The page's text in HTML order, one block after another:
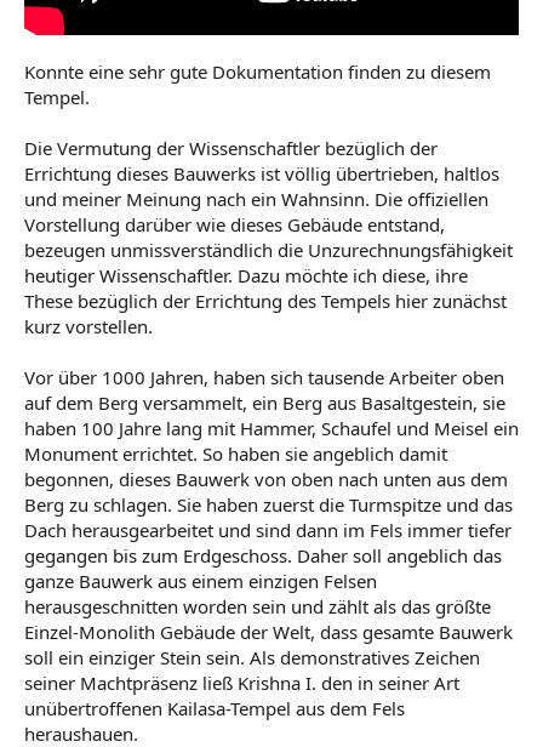
Konnte eine sehr gute Dokumentation finden zu diesem
Tempel.
Die Vermutung der Wissenschaftler bezüglich der
Errichtung dieses Bauwerks ist völlig übertrieben, haltlos
und meiner Meinung nach ein Wahnsinn. Die offiziellen
Vorstellung darüber wie dieses Gebäude entstand,
bezeugen unmissverständlich die Unzurechnungsfähigkeit
heutiger Wissenschaftler. Dazu möchte ich diese, ihre
These bezüglich der Errichtung des Tempels hier zunächst
kurz vorstellen.
Vor über 1000 Jahren, haben sich tausende Arbeiter oben
auf dem Berg versammelt, ein Berg aus Basaltgestein, sie
haben 100 Jahre lang mit Hammer, Schaufel und Meisel ein
Monument errichtet. So haben sie angeblich damit
begonnen, dieses Bauwerk von oben nach unten aus dem
Berg zu schlagen. Sie haben zuerst die Turmspitze und das
Dach herausgearbeitet und sind dann im Fels immer tiefer
gegangen bis zum Erdgeschoss. Daher soll angeblich das
ganze Bauwerk aus einem einzigen Felsen
herausgeschnitten worden sein und zählt als das größte
Einzel-Monolith Gebäude der Welt, dass gesamte Bauwerk
soll ein einziger Stein sein. Als demonstratives Zeichen
seiner Machtpräsenz ließ Krishna I. den in seiner Art
unübertroffenen Kailasa-Tempel aus dem Fels
heraushauen.